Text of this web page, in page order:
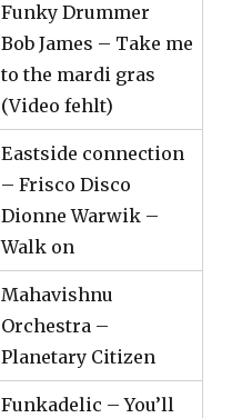
Funky Drummer
Bob James – Take me
to the mardi gras
(Video fehlt)
Eastside connection
– Frisco Disco
Dionne Warwik –
Walk on
Mahavishnu
Orchestra –
Planetary Citizen
Funkadelic – You’ll